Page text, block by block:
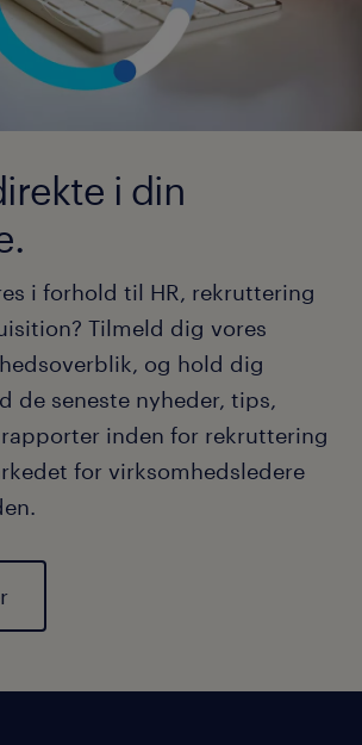
i din
i forhold til HR, rekruttering
Tilmeld dig vores
og hold dig
de seneste nyheder, tips,
inden for rekruttering
for virksomhedsledere